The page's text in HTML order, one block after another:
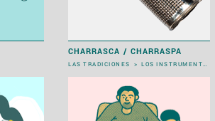
CHARRASCA / CHARRASPA
LAS TRADICIONES >LOS INSTRUMENTOS MUSICALES